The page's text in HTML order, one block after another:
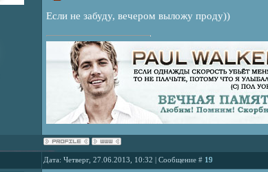
Если не забуду, вечером выложу проду))
Дата: Четверг, 27.06.2013, 10:32 | Сообщение # 19